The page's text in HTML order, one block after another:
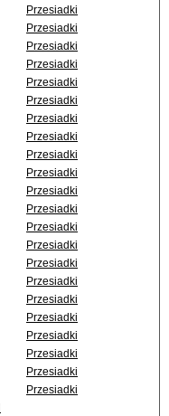
Przesiadki
Przesiadki
Przesiadki
Przesiadki
Przesiadki
Przesiadki
Przesiadki
Przesiadki
Przesiadki
Przesiadki
Przesiadki
Przesiadki
Przesiadki
Przesiadki
Przesiadki
Przesiadki
Przesiadki
Przesiadki
Przesiadki
Przesiadki
Przesiadki
Przesiadki